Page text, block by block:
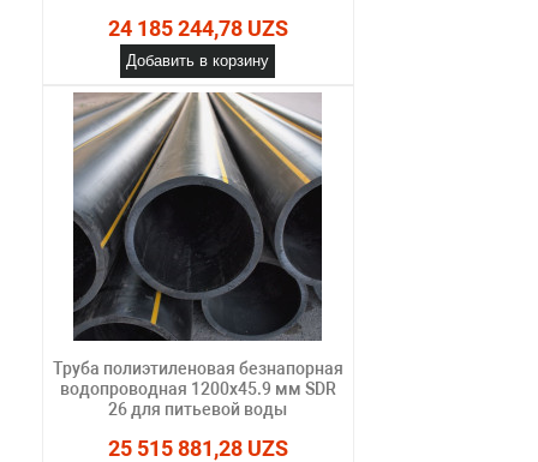
24 185 244,78 UZS
Добавить в корзину
Труба полиэтиленовая безнапорная
водопроводная 1200х45.9 мм SDR
26 для питьевой воды
25 515 881,28 UZS